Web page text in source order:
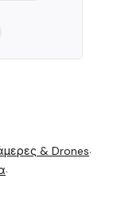
& Drones·
·